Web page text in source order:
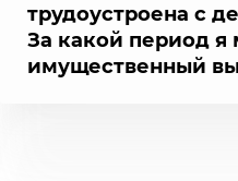
трудоустроена с
За какой период я
имущественный